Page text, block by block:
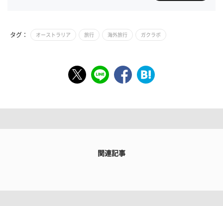
タグ： オーストラリア 旅行 海外旅行 ガクラボ
関連記事